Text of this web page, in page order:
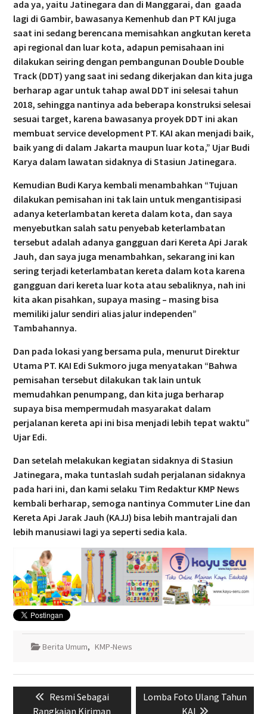
ada ya, yaitu Jatinegara dan di Manggarai, dan gaada
lagi di Gambir, bawasanya Kemenhub dan PT KAI juga
saat ini sedang berencana memisahkan angkutan kereta
api regional dan luar kota, adapun pemisahaan ini
dilakukan seiring dengan pembangunan Double Double
Track (DDT) yang saat ini sedang dikerjakan dan kita juga
berharap agar untuk tahap awal DDT ini selesai tahun
2018, sehingga nantinya ada beberapa konstruksi selesai
sesuai target, karena bawasanya proyek DDT ini akan
membuat service development PT. KAI akan menjadi baik,
baik yang di dalam Jakarta maupun luar kota,” Ujar Budi
Karya dalam lawatan sidaknya di Stasiun Jatinegara.
Kemudian Budi Karya kembali menambahkan “Tujuan
dilakukan pemisahan ini tak lain untuk mengantisipasi
adanya keterlambatan kereta dalam kota, dan saya
menyebutkan salah satu penyebab keterlambatan
tersebut adalah adanya gangguan dari Kereta Api Jarak
Jauh, dan saya juga menambahkan, sekarang ini kan
sering terjadi keterlambatan kereta dalam kota karena
gangguan dari kereta luar kota atau sebaliknya, nah ini
kita akan pisahkan, supaya masing – masing bisa
memiliki jalur sendiri alias jalur independen”
Tambahannya.
Dan pada lokasi yang bersama pula, menurut Direktur
Utama PT. KAI Edi Sukmoro juga menyatakan “Bahwa
pemisahan tersebut dilakukan tak lain untuk
memudahkan penumpang, dan kita juga berharap
supaya bisa mempermudah masyarakat dalam
perjalanan kereta api ini bisa menjadi lebih tepat waktu”
Ujar Edi.
Dan setelah melakukan kegiatan sidaknya di Stasiun
Jatinegara, maka tuntaslah sudah perjalanan sidaknya
pada hari ini, dan kami selaku Tim Redaktur KMP News
kembali berharap, semoga nantinya Commuter Line dan
Kereta Api Jarak Jauh (KAJJ) bisa lebih mantrajali dan
lebih manusiawi lagi ya seperti sedia kala.
Berita Umum, KMP-News
Previous
post:
Resmi Sebagai
Rangkaian Kiriman
Next
Lomba Foto Ulang Tahun
KAI